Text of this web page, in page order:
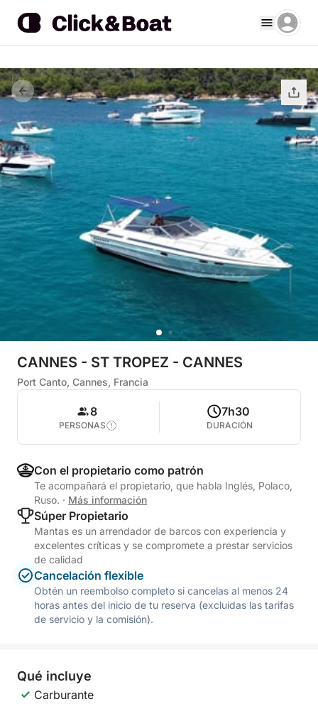
CANNES - ST TROPEZ - CANNES
Port Canto, Cannes, Francia
8
PERSONAS
7h30
DURACIÓN
Con el propietario como patrón
Te acompañará el propietario, que habla Inglés, Polaco,
Ruso. · Más información
Súper Propietario
Mantas es un arrendador de barcos con experiencia y
excelentes críticas y se compromete a prestar servicios
de calidad
Cancelación flexible
Obtén un reembolso completo si cancelas al menos 24
horas antes del inicio de tu reserva (excluidas las tarifas
de servicio y la comisión).
Qué incluye
Carburante